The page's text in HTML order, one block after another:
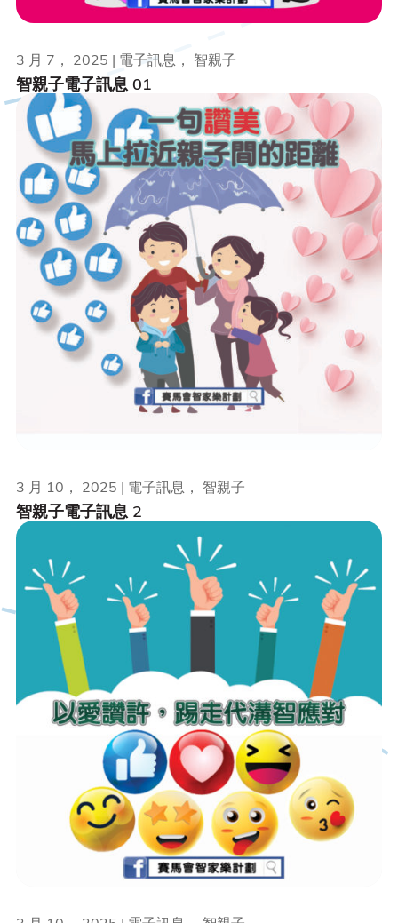
智親子電子訊息 01
3 月 7， 2025 | 電子訊息， 智親子
智親子電子訊息 2
3 月 10， 2025 | 電子訊息， 智親子